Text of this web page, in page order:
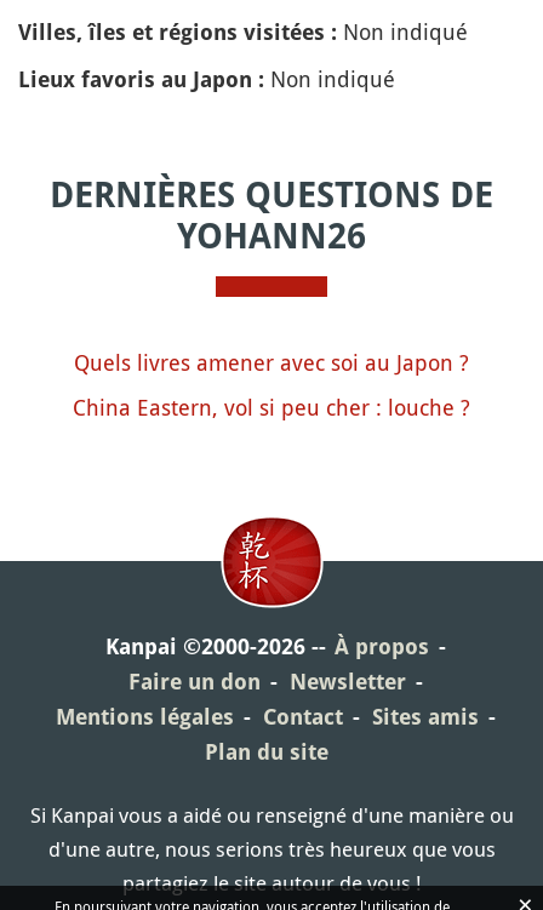
Villes, îles et régions visitées : Non indiqué
Lieux favoris au Japon : Non indiqué
DERNIÈRES QUESTIONS DE
YOHANN26
Quels livres amener avec soi au Japon ?
China Eastern, vol si peu cher : louche ?
Kanpai ©2000-2026
À propos
Faire un don
Newsletter
Mentions légales
Contact
Sites amis
Plan du site
Si Kanpai vous a aidé ou renseigné d'une manière ou
d'une autre, nous serions très heureux que vous
partagiez le site autour de vous !